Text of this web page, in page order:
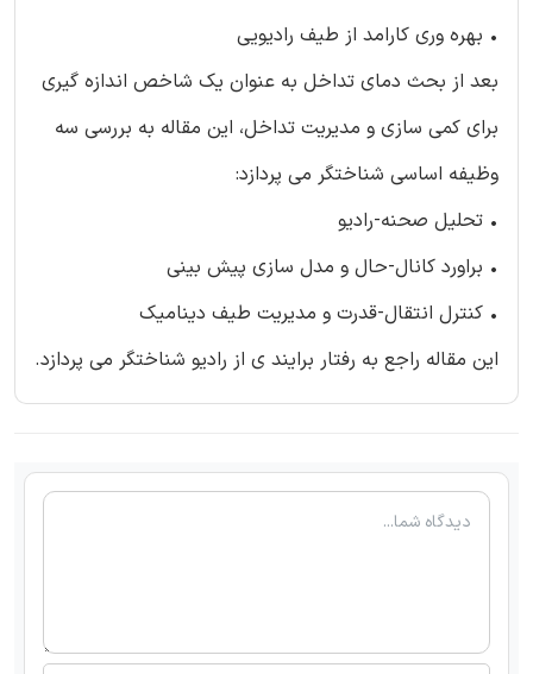
• بهره وری کارامد از طیف رادیویی
بعد از بحث دمای تداخل به عنوان یک شاخص اندازه گیری
برای کمی سازی و مدیریت تداخل، این مقاله به بررسی سه
وظیفه اساسی شناختگر می پردازد:
• تحلیل صحنه-رادیو
• براورد کانال-حال و مدل سازی پیش بینی
• کنترل انتقال-قدرت و مدیریت طیف دینامیک
این مقاله راجع به رفتار برایند ی از رادیو شناختگر می پردازد.